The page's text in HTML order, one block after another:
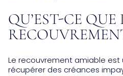
QU’EST-CE QUE
Le recouvrement amiable est
récupérer des créances